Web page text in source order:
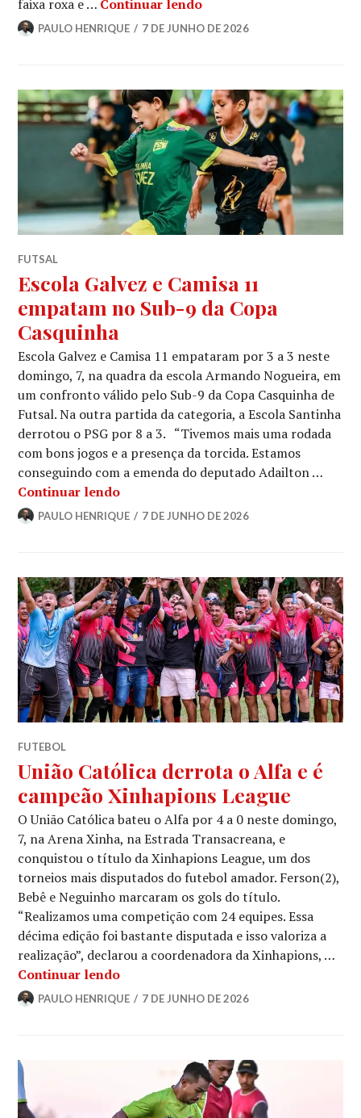
faixa roxa e … Continuar lendo
PAULO HENRIQUE 7 DE JUNHO DE 2026
FUTSAL
Escola Galvez e Camisa 11
empatam no Sub-9 da Copa
Casquinha
Escola Galvez e Camisa 11 empataram por 3 a 3 neste
domingo, 7, na quadra da escola Armando Nogueira, em
um confronto válido pelo Sub-9 da Copa Casquinha de
Futsal. Na outra partida da categoria, a Escola Santinha
derrotou o PSG por 8 a 3. “Tivemos mais uma rodada
com bons jogos e a presença da torcida. Estamos
conseguindo com a emenda do deputado Adailton …
Continuar lendo
PAULO HENRIQUE 7 DE JUNHO DE 2026
FUTEBOL
União Católica derrota o Alfa e é
campeão Xinhapions League
O União Católica bateu o Alfa por 4 a 0 neste domingo,
7, na Arena Xinha, na Estrada Transacreana, e
conquistou o título da Xinhapions League, um dos
torneios mais disputados do futebol amador. Ferson(2),
Bebê e Neguinho marcaram os gols do título.
“Realizamos uma competição com 24 equipes. Essa
décima edição foi bastante disputada e isso valoriza a
realização”, declarou a coordenadora da Xinhapions, …
Continuar lendo
PAULO HENRIQUE 7 DE JUNHO DE 2026